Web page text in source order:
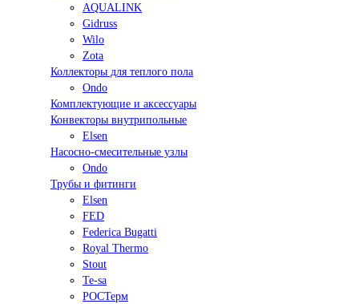
AQUALINK
Gidruss
Wilo
Zota
Коллекторы для теплого пола
Ondo
Комплектующие и аксессуары
Конвекторы внутрипольные
Elsen
Насосно-смесительные узлы
Ondo
Трубы и фитинги
Elsen
FED
Federica Bugatti
Royal Thermo
Stout
Te-sa
РОСТерм